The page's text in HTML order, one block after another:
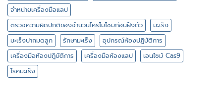
จำหน่ายเครื่องมือแลป
ตรวจความผิดปกติของจำนวนโครโมโซมก่อนฝังตัว
มะเร็ง
มะเร็งปากมดลูก
รักษามะเร็ง
อุปกรณ์ห้องปฎิบัติการ
เครื่องมือห้องปฎิบัติการ
เครื่องมือห้องแลป
เอนไซม์ Cas9
โรคมะเร็ง